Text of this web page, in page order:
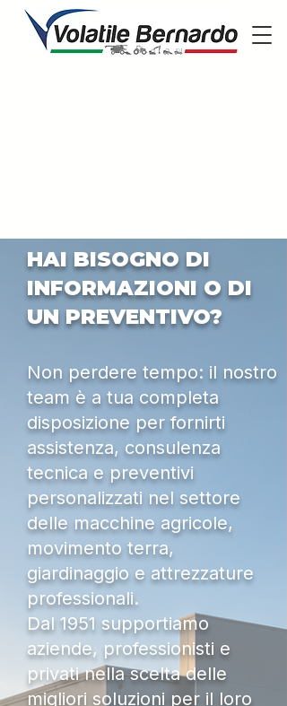
HAI BISOGNO DI
INFORMAZIONI O DI
UN PREVENTIVO?
Non perdere tempo: il nostro
team è a tua completa
disposizione per fornirti
assistenza, consulenza
tecnica e preventivi
personalizzati nel settore
delle macchine agricole,
movimento terra,
giardinaggio e attrezzature
professionali.
Dal 1951 supportiamo
aziende, professionisti e
privati nella scelta delle
migliori soluzioni per il loro